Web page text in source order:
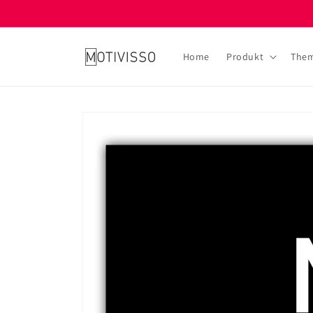
Inhalt
Home Produkt
springen